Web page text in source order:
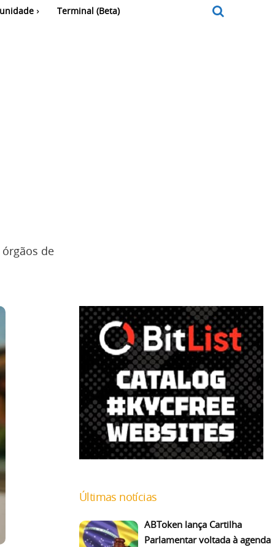
Terminal (Beta)
de
Últimas notícias
ABToken lança Cartilha
Parlamentar voltada à agenda